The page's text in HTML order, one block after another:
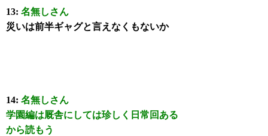
13:名無しさん
災いは前半ギャグと言えなくもないか
14:名無しさん
学園編は厩舎にしては珍しく日常回ある
から読もう